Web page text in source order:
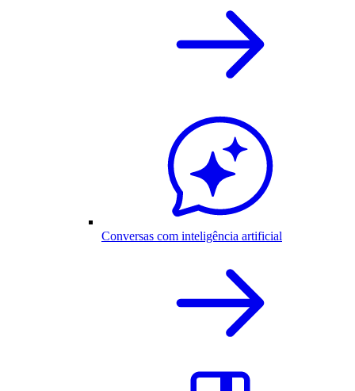
Conversas com inteligência artificial